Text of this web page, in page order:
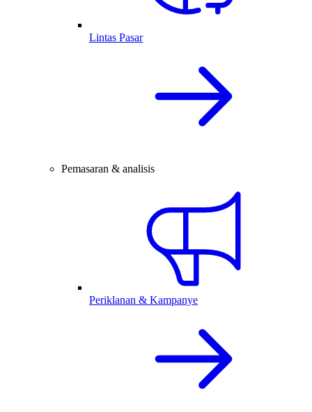
Lintas Pasar
Pemasaran & analisis
Periklanan & Kampanye